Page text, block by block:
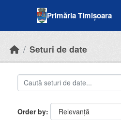
Primăria Timișoara
Seturi de date
Order by